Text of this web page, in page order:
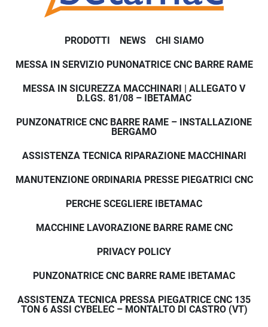
PRODOTTI NEWS CHI SIAMO
MESSA IN SERVIZIO PUNONATRICE CNC BARRE RAME
MESSA IN SICUREZZA MACCHINARI | ALLEGATO V
D.LGS. 81/08 – IBETAMAC
PUNZONATRICE CNC BARRE RAME – INSTALLAZIONE
BERGAMO
ASSISTENZA TECNICA RIPARAZIONE MACCHINARI
MANUTENZIONE ORDINARIA PRESSE PIEGATRICI CNC
PERCHE SCEGLIERE IBETAMAC
MACCHINE LAVORAZIONE BARRE RAME CNC
PRIVACY POLICY
PUNZONATRICE CNC BARRE RAME IBETAMAC
ASSISTENZA TECNICA PRESSA PIEGATRICE CNC 135
TON 6 ASSI CYBELEC – MONTALTO DI CASTRO (VT)